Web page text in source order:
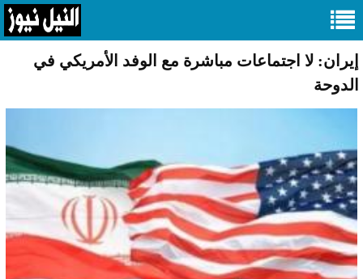
إيران: لا اجتماعات مباشرة مع الوفد الأمريكي في
الدوحة